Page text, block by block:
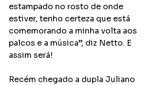
estampado no rosto de onde
estiver, tenho certeza que está
comemorando a minha volta aos
palcos e a música”, diz Netto. E
assim será!
Recém chegado a dupla Juliano